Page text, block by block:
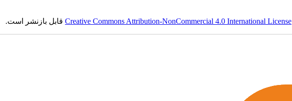
Creative Commons Attribution-NonCommercial 4.0 International Licenseقابل بازنشر است.